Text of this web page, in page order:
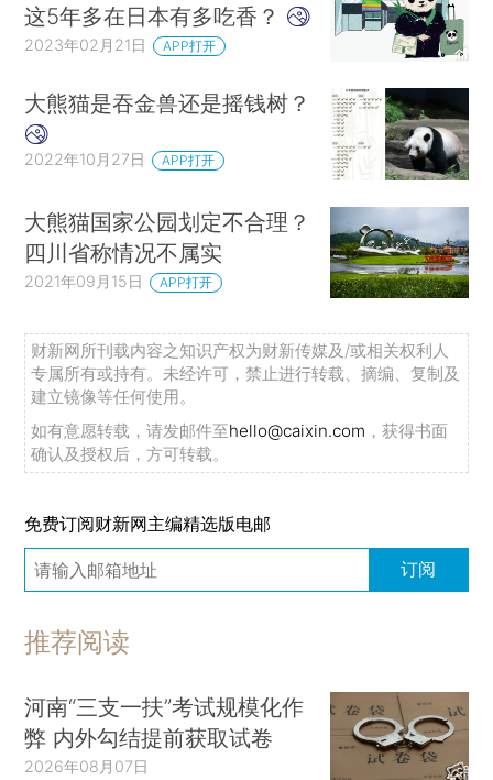
这5年多在日本有多吃香？
2023年02月21日 APP打开
大熊猫是吞金兽还是摇钱树？
2022年10月27日 APP打开
大熊猫国家公园划定不合理？
四川省称情况不属实
2021年09月15日 APP打开
财新网所刊载内容之知识产权为财新传媒及/或相关权利人
专属所有或持有。未经许可，禁止进行转载、摘编、复制及
建立镜像等任何使用。
如有意愿转载，请发邮件至hello@caixin.com ，获得书面
确认及授权后，方可转载。
免费订阅财新网主编精选版电邮
订阅
推荐阅读
河南“三支一扶”考试规模化作
弊 内外勾结提前获取试卷
2026年08月07日